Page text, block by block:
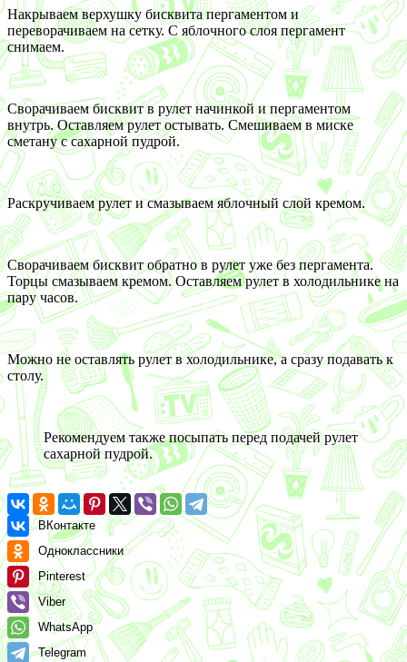
Накрываем верхушку бисквита пергаментом и
переворачиваем на сетку. С яблочного слоя пергамент
снимаем.
Сворачиваем бисквит в рулет начинкой и пергаментом
внутрь. Оставляем рулет остывать. Смешиваем в миске
сметану с сахарной пудрой.
Раскручиваем рулет и смазываем яблочный слой кремом.
Сворачиваем бисквит обратно в рулет уже без пергамента.
Торцы смазываем кремом. Оставляем рулет в холодильнике на
пару часов.
Можно не оставлять рулет в холодильнике, а сразу подавать к
столу.
Рекомендуем также посыпать перед подачей рулет
сахарной пудрой.
ВКонтакте
Одноклассники
Pinterest
Viber
WhatsApp
Telegram